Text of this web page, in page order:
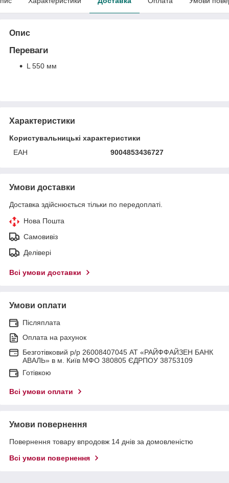
Опис
Переваги
L 550 мм
Характеристики
Користувальницькі характеристики
ЕАН
9004853436727
Умови доставки
Доставка здійснюється тільки по передоплаті.
Нова Пошта
Самовивіз
Делівері
Всі умови доставки
Умови оплати
Післяплата
Оплата на рахунок
Безготівковий р/р 26008407045 АТ «РАЙФФАЙЗЕН БАНК
АВАЛЬ» в м. Київ МФО 380805 ЄДРПОУ 38753109
Готівкою
Всі умови оплати
Умови повернення
Повернення товару впродовж 14 днів за домовленістю
Всі умови повернення